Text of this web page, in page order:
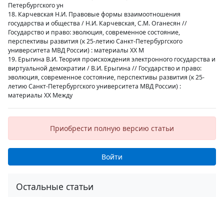
Петербургского ун
18. Карчевская Н.И. Правовые формы взаимоотношения
государства и общества / Н.И. Карчевская, С.М. Оганесян //
Государство и право: эволюция, современное состояние,
перспективы развития (к 25-летию Санкт-Петербургского
университета МВД России) : материалы XX М
19. Ерыгина В.И. Теория происхождения электронного государства и
виртуальной демократии / В.И. Ерыгина // Государство и право:
эволюция, современное состояние, перспективы развития (к 25-
летию Санкт-Петербургского университета МВД России) :
материалы XX Между
Приобрести полную версию статьи
Войти
Остальные статьи